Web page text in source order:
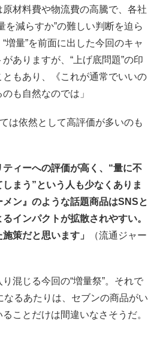
原材料費や物流費の高騰で、各社
を減らすか”の難しい判断を迫ら
増量”を前面に出した今回のキャ
ありますが、“上げ底問題”の印
もあり、《これが通常でいいの
も自然なのでは」
は依然として高評価が多いのも
ティーへの評価が高く、“量に不
まう”という人も少なくありま
ン』のような話題商品はSNSと
インパクトが拡散されやすい。
策だと思います」
（流通ジャー
混じる今回の“増量祭”。それで
なるあたりは、セブンの商品がい
ことだけは間違いなさそうだ。